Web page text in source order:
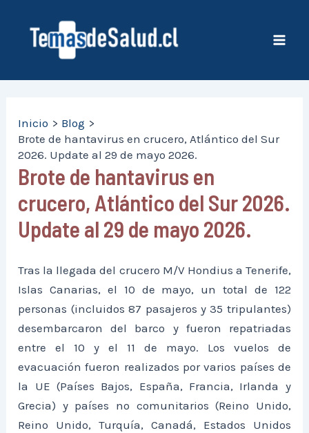
contenido
Inicio
Blog
Brote de hantavirus en crucero, Atlántico del Sur
2026. Update al 29 de mayo 2026.
Brote de hantavirus en
crucero, Atlántico del Sur 2026.
Update al 29 de mayo 2026.
Tras la llegada del crucero M/V Hondius a Tenerife,
Islas Canarias, el 10 de mayo, un total de 122
personas (incluidos 87 pasajeros y 35 tripulantes)
desembarcaron del barco y fueron repatriadas
entre el 10 y el 11 de mayo. Los vuelos de
evacuación fueron realizados por varios países de
la UE (Países Bajos, España, Francia, Irlanda y
Grecia) y países no comunitarios (Reino Unido,
Reino Unido, Turquía, Canadá, Estados Unidos